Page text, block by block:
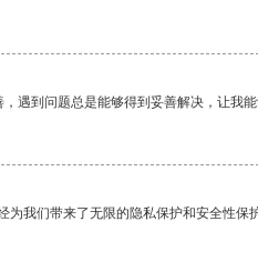
遇到问题总是能够得到妥善解决，让我能
为我们带来了无限的隐私保护和安全性保护